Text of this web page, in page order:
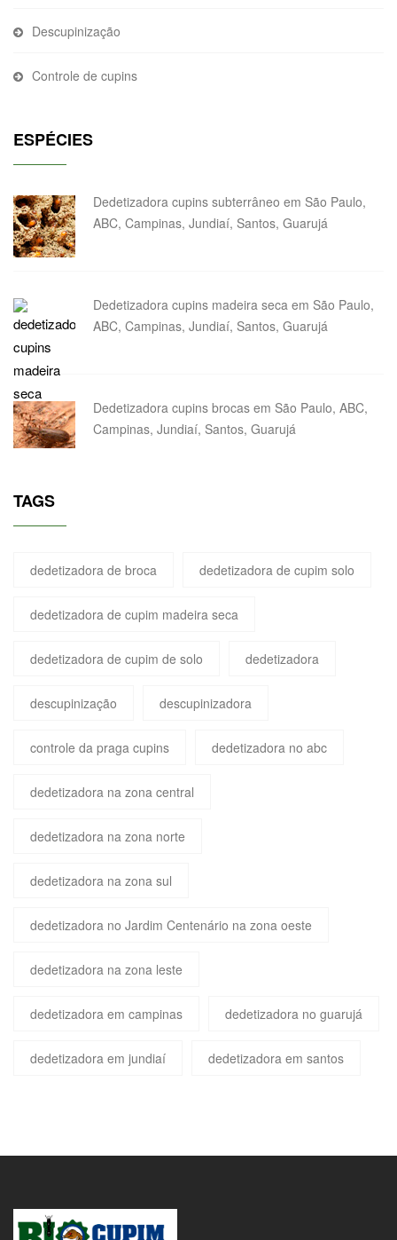
Descupinização
Controle de cupins
ESPÉCIES
Dedetizadora cupins subterrâneo em São Paulo,
ABC, Campinas, Jundiaí, Santos, Guarujá
Dedetizadora cupins madeira seca em São Paulo,
ABC, Campinas, Jundiaí, Santos, Guarujá
Dedetizadora cupins brocas em São Paulo, ABC,
Campinas, Jundiaí, Santos, Guarujá
TAGS
dedetizadora de broca dedetizadora de cupim solo
dedetizadora de cupim madeira seca
dedetizadora de cupim de solo dedetizadora
descupinização descupinizadora
controle da praga cupins dedetizadora no abc
dedetizadora na zona central
dedetizadora na zona norte
dedetizadora na zona sul
dedetizadora no Jardim Centenário na zona oeste
dedetizadora na zona leste
dedetizadora em campinas dedetizadora no guarujá
dedetizadora em jundiaí dedetizadora em santos